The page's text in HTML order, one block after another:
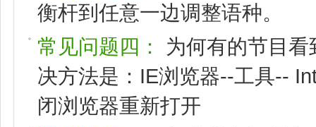
衡杆到任意一边调整语种。
常见问题四：
为何有的节目
决方法是：IE浏览器--工具--
闭浏览器重新打开